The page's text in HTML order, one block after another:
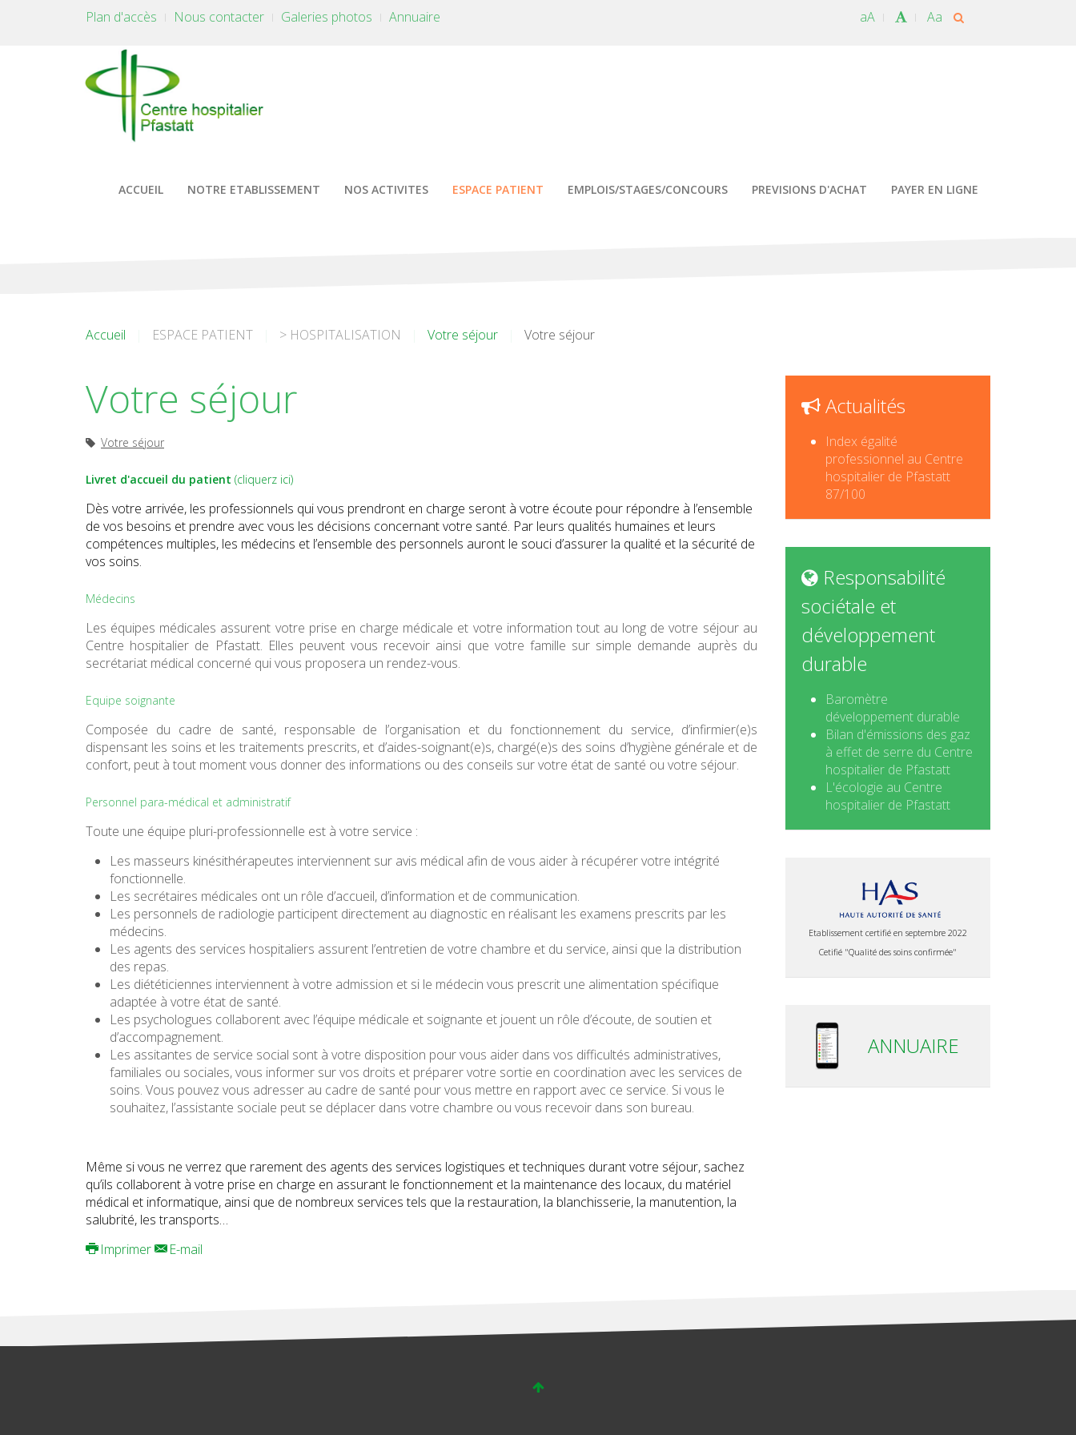
Plan d'accès Nous contacter Galeries photos Annuaire aA Aa
ACCUEIL NOTRE ETABLISSEMENT NOS ACTIVITES ESPACE PATIENT EMPLOIS/STAGES/CONCOURS PREVISIONS D'ACHAT PAYER EN LIGNE
Accueil ESPACE PATIENT > HOSPITALISATION Votre séjour Votre séjour
Votre séjour
Votre séjour
Livret d'accueil du patient (cliquerz ici)
Dès votre arrivée, les professionnels qui vous prendront en charge seront à votre écoute pour répondre à l’ensemble
de vos besoins et prendre avec vous les décisions concernant votre santé. Par leurs qualités humaines et leurs
compétences multiples, les médecins et l’ensemble des personnels auront le souci d’assurer la qualité et la sécurité de
vos soins.
Médecins
Les équipes médicales assurent votre prise en charge médicale et votre information tout au long de votre séjour au
Centre hospitalier de Pfastatt. Elles peuvent vous recevoir ainsi que votre famille sur simple demande auprès du
secrétariat médical concerné qui vous proposera un rendez-vous.
Equipe soignante
Composée du cadre de santé, responsable de l’organisation et du fonctionnement du service, d’infirmier(e)s
dispensant les soins et les traitements prescrits, et d’aides-soignant(e)s, chargé(e)s des soins d’hygiène générale et de
confort, peut à tout moment vous donner des informations ou des conseils sur votre état de santé ou votre séjour.
Personnel para-médical et administratif
Toute une équipe pluri-professionnelle est à votre service :
Les masseurs kinésithérapeutes interviennent sur avis médical afin de vous aider à récupérer votre intégrité
fonctionnelle.
Les secrétaires médicales ont un rôle d’accueil, d’information et de communication.
Les personnels de radiologie participent directement au diagnostic en réalisant les examens prescrits par les
médecins.
Les agents des services hospitaliers assurent l’entretien de votre chambre et du service, ainsi que la distribution
des repas.
Les diététiciennes interviennent à votre admission et si le médecin vous prescrit une alimentation spécifique
adaptée à votre état de santé.
Les psychologues collaborent avec l’équipe médicale et soignante et jouent un rôle d’écoute, de soutien et
d’accompagnement.
Les assitantes de service social sont à votre disposition pour vous aider dans vos difficultés administratives,
familiales ou sociales, vous informer sur vos droits et préparer votre sortie en coordination avec les services de
soins. Vous pouvez vous adresser au cadre de santé pour vous mettre en rapport avec ce service. Si vous le
souhaitez, l’assistante sociale peut se déplacer dans votre chambre ou vous recevoir dans son bureau.
Même si vous ne verrez que rarement des agents des services logistiques et techniques durant votre séjour, sachez
qu’ils collaborent à votre prise en charge en assurant le fonctionnement et la maintenance des locaux, du matériel
médical et informatique, ainsi que de nombreux services tels que la restauration, la blanchisserie, la manutention, la
salubrité, les transports…
Imprimer
E-mail
Actualités
Index égalité
professionnel au Centre
hospitalier de Pfastatt
87/100
Responsabilité
sociétale et
développement
durable
Baromètre
développement durable
Bilan d'émissions des gaz
à effet de serre du Centre
hospitalier de Pfastatt
L'écologie au Centre
hospitalier de Pfastatt
Etablissement certifié en septembre 2022
Cetifié "Qualité des soins confirmée"
ANNUAIRE